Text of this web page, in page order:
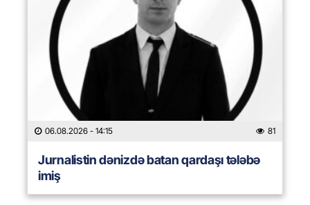
06.08.2026 - 14:15 81
Jurnalistin dənizdə batan qardaşı tələbə
imiş